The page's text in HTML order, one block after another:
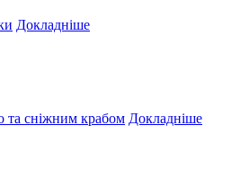
Докладніше
та сніжним крабом Докладніше